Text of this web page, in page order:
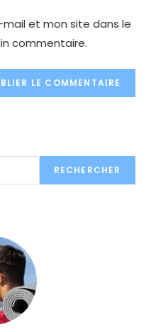
et mon site dans le
commentaire.
RECHERCHER